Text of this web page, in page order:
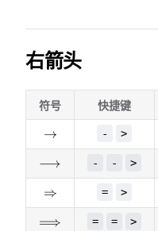
右箭头
符号 快捷键
\rightarrow
→ - >
\longrightarrow
⟶ - - >
\Rightarrow
⇒ = >
\Longrightarrow
⟹ = = >